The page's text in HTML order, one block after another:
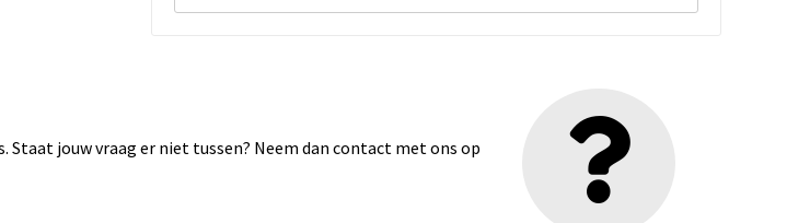
jouw vraag er niet tussen? Neem dan contact met ons op